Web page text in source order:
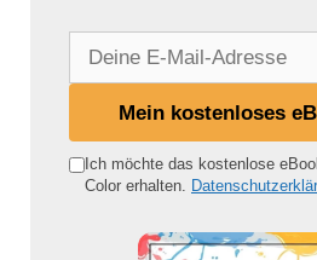
e
Mein kostenloses
Ich möchte das kostenlose
Color erhalten.